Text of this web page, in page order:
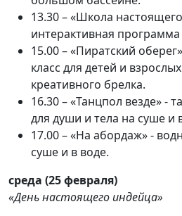
13.30 – «Школа
интерактивная
15.00 – «Пиратский
класс для детей и
креативного брелка.
16.30 – «Танцпол везде» -
для души и тела на суше и
17.00 – «На абордаж» -
суше и в воде.
среда (25 февраля)
«День настоящего индейца»